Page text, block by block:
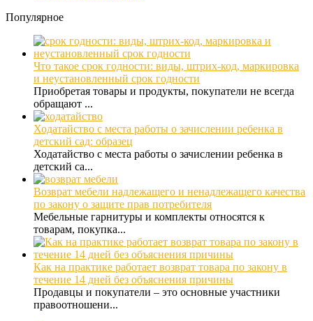
Популярное
Что такое срок годности: виды, штрих-код, маркировка
и неустановленный срок годности
Приобретая товары и продукты, покупатели не всегда
обращают ...
Ходатайство с места работы о зачислении ребенка в
детский сад: образец
Ходатайство с места работы о зачислении ребенка в
детский са...
Возврат мебели надлежащего и ненадлежащего качества
по закону о защите прав потребителя
Мебельные гарнитуры и комплекты относятся к
товарам, покупка...
Как на практике работает возврат товара по закону в
течение 14 дней без объяснения причины
Продавцы и покупатели – это основные участники
правоотношени...